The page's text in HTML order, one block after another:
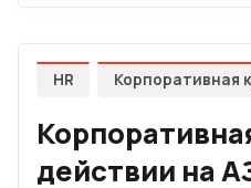
HR Корпоративная
действии на